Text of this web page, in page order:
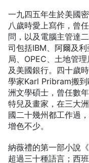
一九四五年生於美國
八歲時愛上寫作，曾
問，以及電腦主管達
司包括IBM、阿爾及
局、OPEC、土地管
及美國銀行。四十歲
學家Karl Pribram搬
洲文學碩士，曾任數
特兒及畫家，在三大
國二十幾州都工作過
增色不少。
納薇禮的第一部小說
超過三十種語言；西